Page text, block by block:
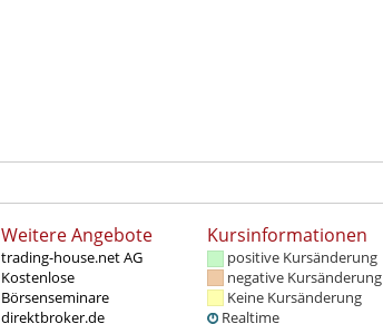
Weitere Angebote
trading-house.net AG
Kostenlose
Börsenseminare
direktbroker.de
Kursinformationen
positive Kursänderung
negative Kursänderung
Keine Kursänderung
Realtime